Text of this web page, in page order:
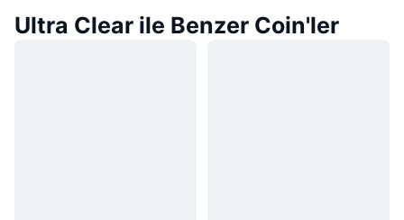
Ultra Clear ile Benzer Coin'ler